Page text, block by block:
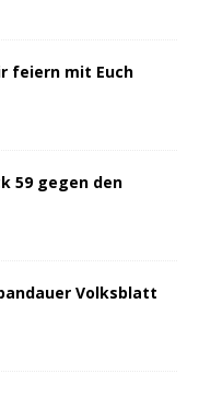
feiern mit Euch
59 gegen den
Volksblatt